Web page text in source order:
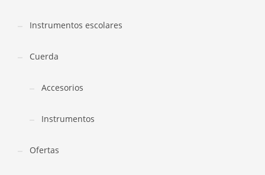
Instrumentos escolares
Cuerda
Accesorios
Instrumentos
Ofertas